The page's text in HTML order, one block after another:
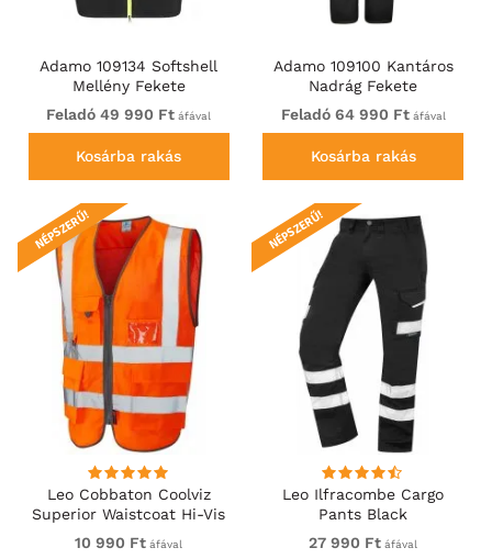
Adamo 109134 Softshell
Mellény Fekete
Feladó 49 990 Ft áfával
Kosárba rakás
Adamo 109100 Kantáros
Nadrág Fekete
Feladó 64 990 Ftáfával
Kosárba rakás
Leo Cobbaton Coolviz
Superior Waistcoat Hi-Vis
Orange
NÉPSZERŰ!
10 990 Ft áfával
Leo Ilfracombe Cargo
Pants Black
NÉPSZERŰ!
27 990 Ft áfával